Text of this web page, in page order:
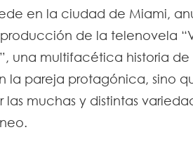
en la ciudad de Miami,
de la telenovela
una multifacética historia
la pareja protagónica, sino
las muchas y distintas